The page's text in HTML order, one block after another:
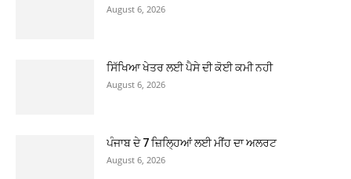
August 6, 2026
ਸਿੱਖਿਆ ਖੇਤਰ ਲਈ ਪੈਸੇ ਦੀ ਕੋਈ ਕਮੀ ਨਹੀ
August 6, 2026
ਪੰਜਾਬ ਦੇ 7 ਜ਼ਿਲ੍ਹਿਆਂ ਲਈ ਮੀਂਹ ਦਾ ਅਲਰਟ
August 6, 2026